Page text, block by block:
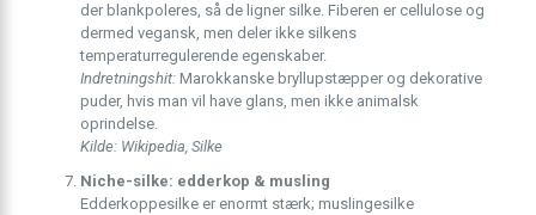
der blankpoleres, så de ligner silke. Fiberen er cellulose og
dermed vegansk, men deler ikke silkens
temperaturregulerende egenskaber.
Indretningshit:Marokkanske bryllupstæpper og dekorative
puder, hvis man vil have glans, men ikke animalsk
oprindelse.
Kilde: Wikipedia, Silke
Niche-silke: edderkop & musling
Edderkoppesilke er enormt stærk; muslingesilke